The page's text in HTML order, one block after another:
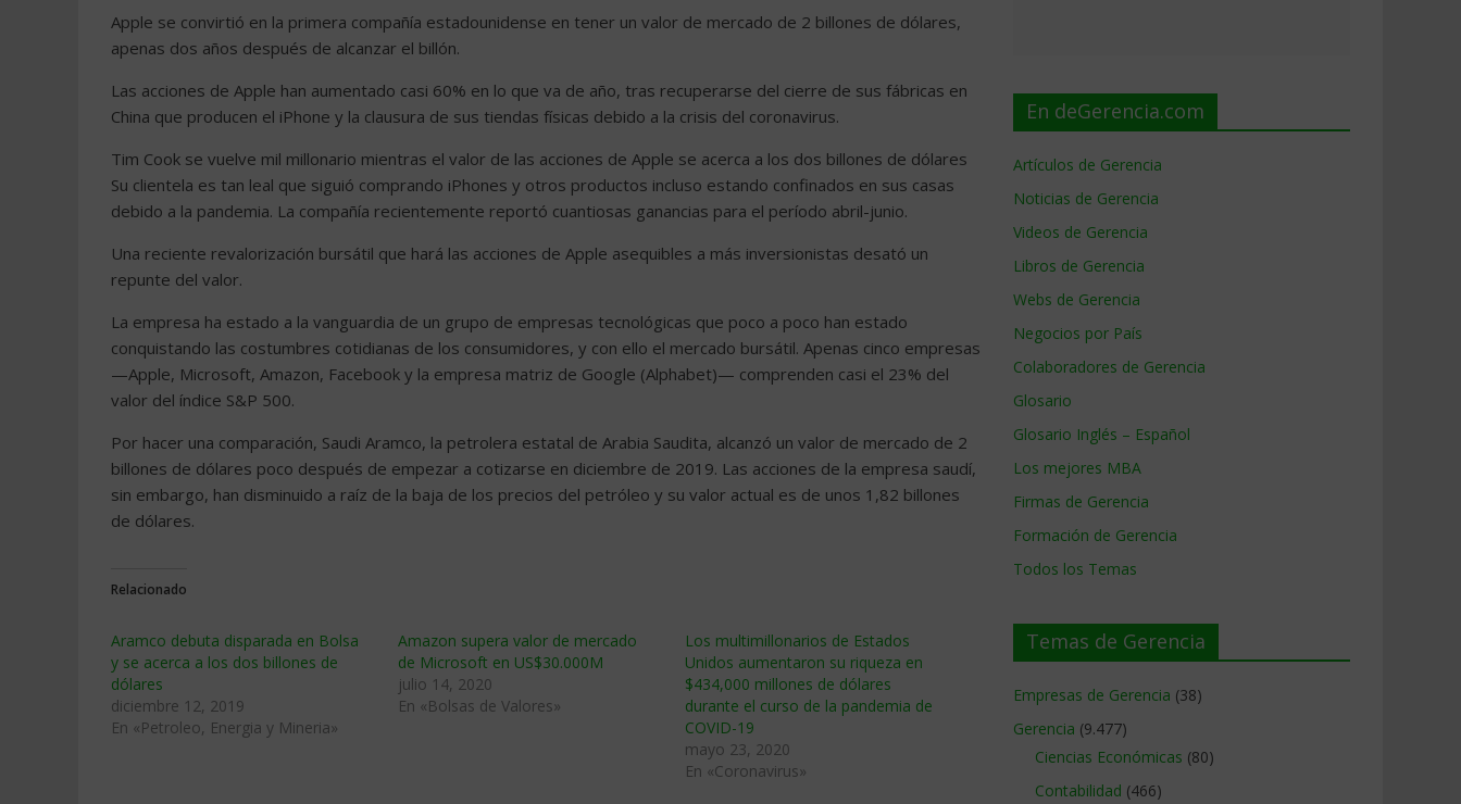
Apple se convirtió en la primera compañía estadounidense en tener un valor de mercado de 2 billones de dólares,
apenas dos años después de alcanzar el billón.
Las acciones de Apple han aumentado casi 60% en lo que va de año, tras recuperarse del cierre de sus fábricas en
China que producen el iPhone y la clausura de sus tiendas físicas debido a la crisis del coronavirus.
Tim Cook se vuelve mil millonario mientras el valor de las acciones de Apple se acerca a los dos billones de dólares
Su clientela es tan leal que siguió comprando iPhones y otros productos incluso estando confinados en sus casas
debido a la pandemia. La compañía recientemente reportó cuantiosas ganancias para el período abril-junio.
Una reciente revalorización bursátil que hará las acciones de Apple asequibles a más inversionistas desató un
repunte del valor.
La empresa ha estado a la vanguardia de un grupo de empresas tecnológicas que poco a poco han estado
conquistando las costumbres cotidianas de los consumidores, y con ello el mercado bursátil. Apenas cinco empresas
—Apple, Microsoft, Amazon, Facebook y la empresa matriz de Google (Alphabet)— comprenden casi el 23% del
valor del índice S&P 500.
Por hacer una comparación, Saudi Aramco, la petrolera estatal de Arabia Saudita, alcanzó un valor de mercado de 2
billones de dólares poco después de empezar a cotizarse en diciembre de 2019. Las acciones de la empresa saudí,
sin embargo, han disminuido a raíz de la baja de los precios del petróleo y su valor actual es de unos 1,82 billones
de dólares.
Relacionado
Aramco debuta disparada en Bolsa
y se acerca a los dos billones de
dólares
diciembre 12, 2019
En «Petroleo, Energia y Mineria»
Amazon supera valor de mercado
de Microsoft en US$30.000M
julio 14, 2020
En «Bolsas de Valores»
Los multimillonarios de Estados
Unidos aumentaron su riqueza en
$434,000 millones de dólares
durante el curso de la pandemia de
COVID-19
mayo 23, 2020
En «Coronavirus»
En deGerencia.com
Artículos de Gerencia
Noticias de Gerencia
Videos de Gerencia
Libros de Gerencia
Webs de Gerencia
Negocios por País
Colaboradores de Gerencia
Glosario
Glosario Inglés – Español
Los mejores MBA
Firmas de Gerencia
Formación de Gerencia
Todos los Temas
Temas de Gerencia
Empresas de Gerencia (38)
Gerencia (9.477)
Ciencias Económicas (80)
Contabilidad (466)